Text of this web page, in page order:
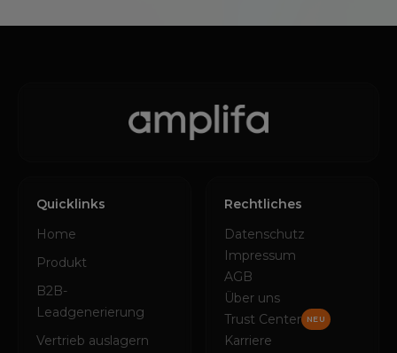
Quicklinks
Home
Produkt
B2B-
Leadgenerierung
Vertrieb auslagern
Rechtliches
Datenschutz
Impressum
AGB
Über uns
Trust Center
NEU
Karriere